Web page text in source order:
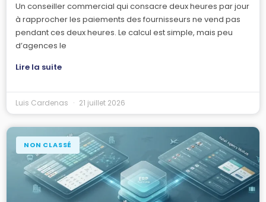
Un conseiller commercial qui consacre deux heures par jour
à rapprocher les paiements des fournisseurs ne vend pas
pendant ces deux heures. Le calcul est simple, mais peu
d’agences le
Lire la suite
Luis Cardenas 21 juillet 2026
NON CLASSÉ